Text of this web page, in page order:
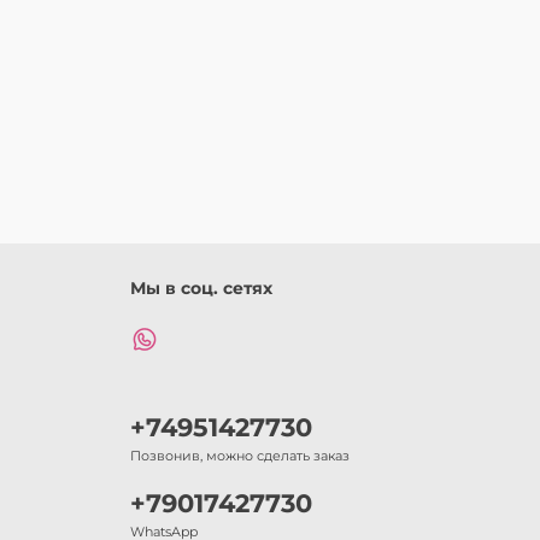
Мы в соц. сетях
+74951427730
Позвонив, можно сделать заказ
+79017427730
WhatsApp